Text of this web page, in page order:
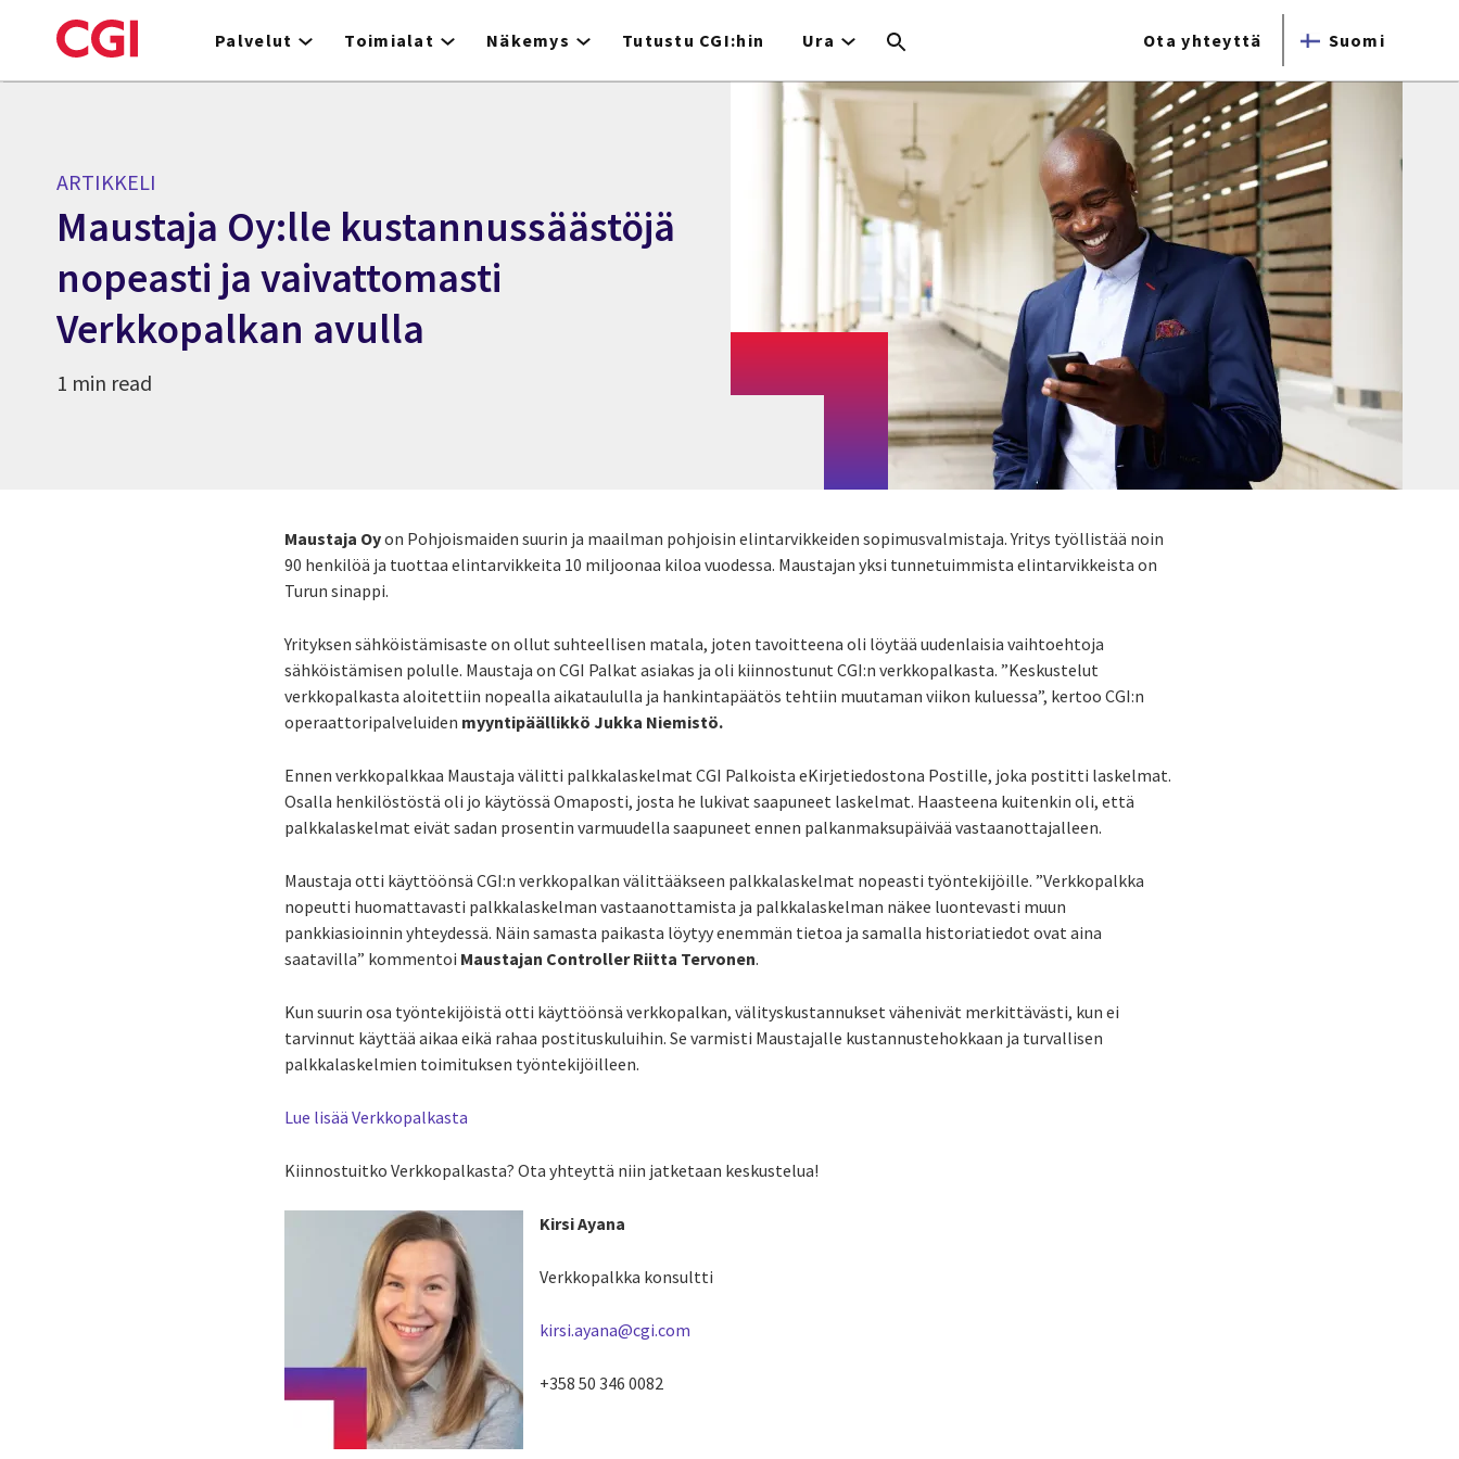
to
Palvelut Toimialat Näkemys Tutustu CGI:hin Ura Ota yhteyttä Suomi
ARTIKKELI
Maustaja Oy:lle kustannussäästöjä
nopeasti ja vaivattomasti
Verkkopalkan avulla
1 min read
Maustaja Oyon Pohjoismaiden suurin ja maailman pohjoisin elintarvikkeiden sopimusvalmistaja. Yritys työllistää noin
90 henkilöä ja tuottaa elintarvikkeita 10 miljoonaa kiloa vuodessa. Maustajan yksi tunnetuimmista elintarvikkeista on
Turun sinappi.
Yrityksen sähköistämisaste on ollut suhteellisen matala, joten tavoitteena oli löytää uudenlaisia vaihtoehtoja
sähköistämisen polulle. Maustajaon CGI Palkat asiakas ja oli kiinnostunutCGI:n verkkopalkasta. ”Keskustelut
verkkopalkasta aloitettiin nopealla aikataululla ja hankintapäätös tehtiin muutaman viikon kuluessa”, kertooCGI:n
operaattoripalveluiden myyntipäällikkö Jukka Niemistö.
Ennen verkkopalkkaa Maustaja välitti palkkalaskelmat CGI PalkoistaeKirjetiedostona Postille, joka postitti laskelmat.
Osalla henkilöstöstä oli jo käytössä Omaposti, josta he lukivat saapuneet laskelmat. Haasteena kuitenkin oli, että
palkkalaskelmat eivät sadan prosentin varmuudella saapuneet ennen palkanmaksupäivää vastaanottajalleen.
Maustaja otti käyttöönsäCGI:n verkkopalkan välittääkseen palkkalaskelmat nopeasti työntekijöille. ”Verkkopalkka
nopeutti huomattavasti palkkalaskelmanvastaanottamista ja palkkalaskelman näkee luontevasti muun
pankkiasioinnin yhteydessä. Näinsamasta paikasta löytyy enemmän tietoa ja samalla historiatiedot ovat aina
saatavilla” kommentoi Maustajan Controller Riitta Tervonen.
Kun suurin osa työntekijöistä otti käyttöönsä verkkopalkan, välityskustannukset vähenivät merkittävästi, kun ei
tarvinnut käyttää aikaa eikä rahaa postituskuluihin. Se varmisti Maustajalle kustannustehokkaan ja turvallisen
palkkalaskelmien toimituksen työntekijöilleen.
Lue lisää Verkkopalkasta
Kiinnostuitko Verkkopalkasta? Ota yhteyttä niin jatketaan keskustelua!
Kirsi Ayana
Verkkopalkka konsultti
kirsi.ayana@cgi.com
+358 50 346 0082